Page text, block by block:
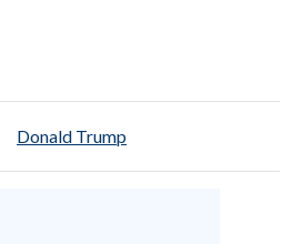
Donald Trump